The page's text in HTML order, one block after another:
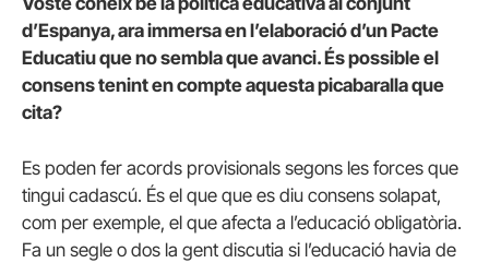
d’Espanya, ara immersa en l’elaboració d’un Pacte
Educatiu que no sembla que avanci. És possible el
consens tenint en compte aquesta picabaralla que
cita?
Es poden fer acords provisionals segons les forces que
tingui cadascú. És el que que es diu consens solapat,
com per exemple, el que afecta a l’educació obligatòria.
Fa un segle o dos la gent discutia si l’educació havia de